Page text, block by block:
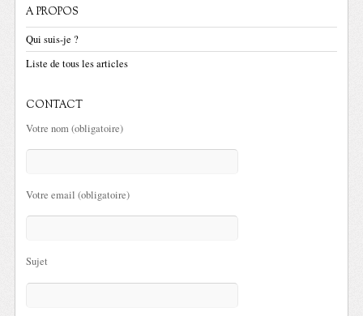
A PROPOS
Qui suis-je ?
Liste de tous les articles
CONTACT
Votre nom (obligatoire)
Votre email (obligatoire)
Sujet